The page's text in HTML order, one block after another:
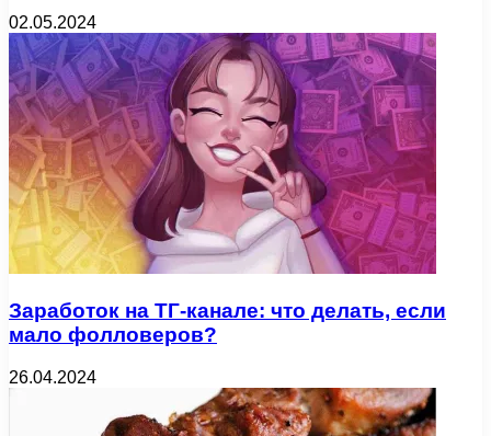
02.05.2024
Заработок на ТГ-канале: что делать, если
мало фолловеров?
26.04.2024